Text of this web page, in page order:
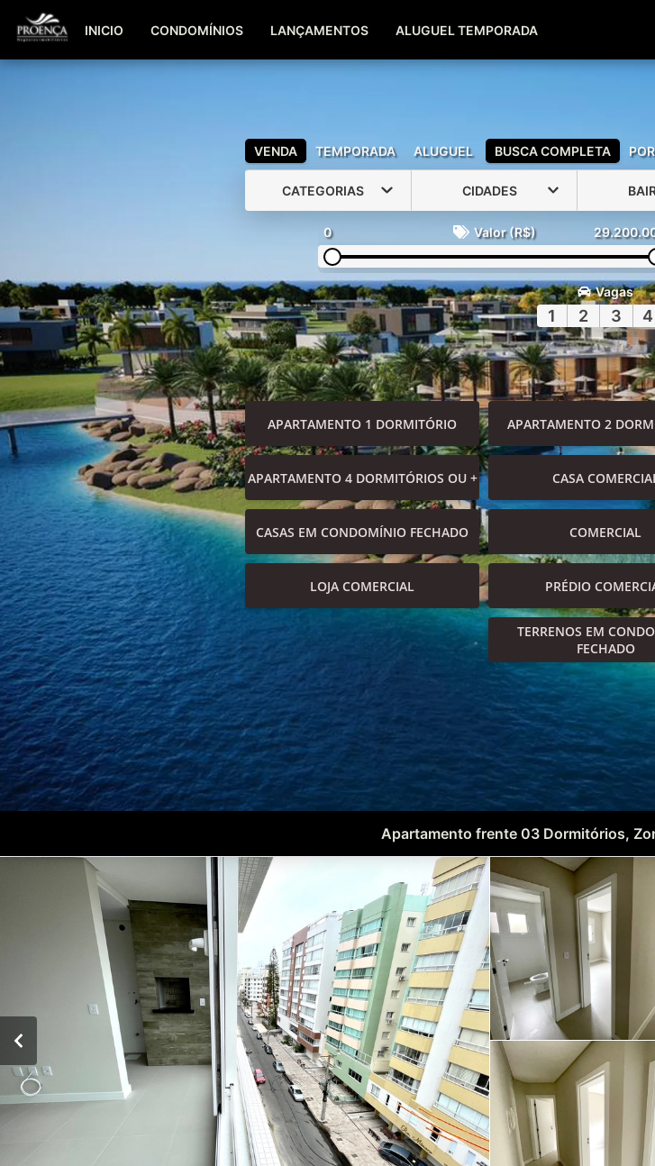
(51) 99600-0039
INICIO CONDOMÍNIOS LANÇAMENTOS ALUGUEL TEMPORADA
VENDA TEMPORADA ALUGUEL BUSCA COMPLETA
CATEGORIAS CIDADES
0 Valor (R$)
Vagas
1 2 3 4
APARTAMENTO 1 DORMITÓRIO APARTAMENTO 2
APARTAMENTO 4 DORMITÓRIOS OU + CASA
CASAS EM CONDOMÍNIO FECHADO COMERCIAL
LOJA COMERCIAL PRÉDIO
TERRENOS EM
FECHADO
Apartamento frente 03 Dormitórios,